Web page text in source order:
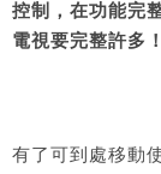
控制，在功能完
電視要完整許多！
有了可到處移動